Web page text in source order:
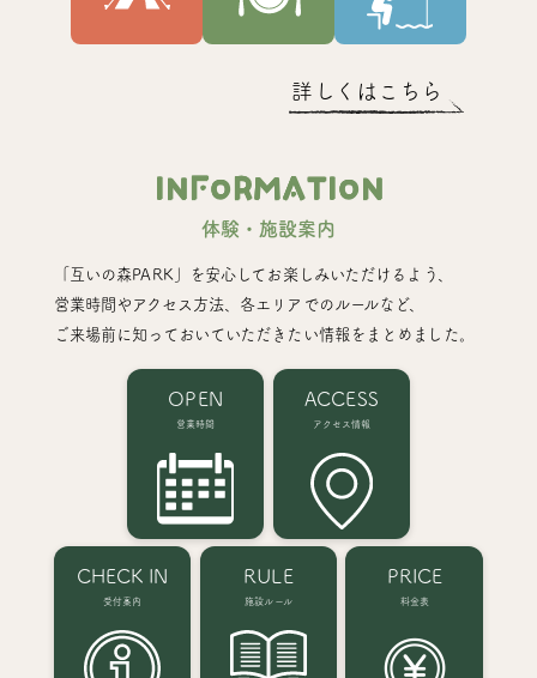
詳しくはこちら
INFORMATION
体験・施設案内
「互いの森PARK」を安心してお楽しみいただけるよう、
営業時間やアクセス方法、各エリアでのルールなど、
ご来場前に知っておいていただきたい情報をまとめました。
OPEN
営業時間
ACCESS
アクセス情報
CHECK IN
受付案内
RULE
施設ルール
PRICE
料金表